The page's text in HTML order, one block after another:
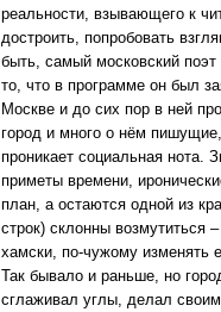
реальности, взывающего к
достроить, попробовать
быть, самый московский
то, что в программе он был
Москве и до сих пор в ней
город и много о нём
проникает социальная нота.
приметы времени,
план, а остаются одной из
строк) склонны возмутиться
хамски, по-чужому изменять
Так бывало и раньше, но
сглаживал углы, делал